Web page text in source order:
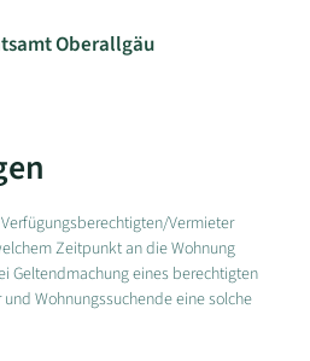
Oberallgäu
Vermieter
Zeitpunkt an die Wohnung
Geltendmachung eines berechtigten
Wohnungssuchende eine solche